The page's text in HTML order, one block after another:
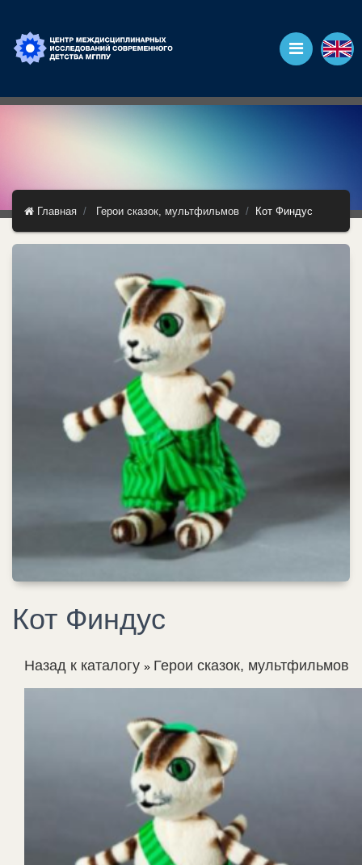
Главная Герои сказок, мультфильмов Кот Финдус
Кот Финдус
Назад к каталогу Герои сказок, мультфильмов